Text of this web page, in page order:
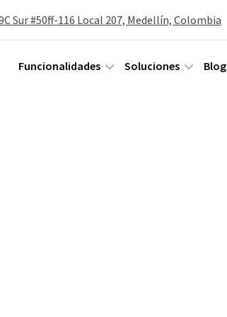
Sur #50ff-116 Local 207, Medellín, Colombia
Funcionalidades Soluciones Blog